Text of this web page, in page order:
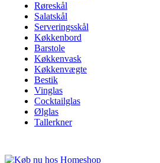
Røreskål
Salatskål
Serveringsskål
Køkkenbord
Barstole
Køkkenvask
Køkkenvægte
Bestik
Vinglas
Cocktailglas
Ølglas
Tallerkner